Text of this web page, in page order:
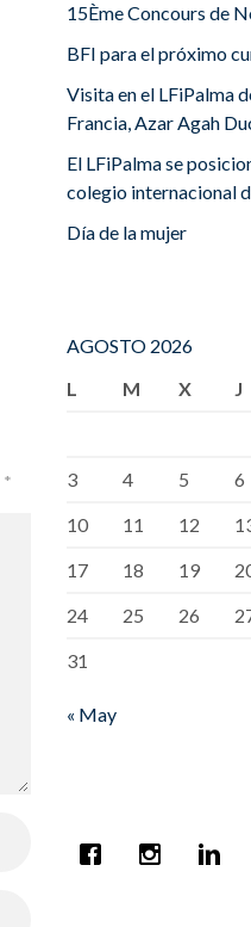
*
15Ème Concours de
BFI para el próximo
Visita en el LFiPalma
Francia, Azar Agah
El LFiPalma se
colegio internacional
Día de la mujer
AGOSTO 2026
L
M X J
3
4 5 6
10
11 12
17
18 19
24
25 26
31
« May